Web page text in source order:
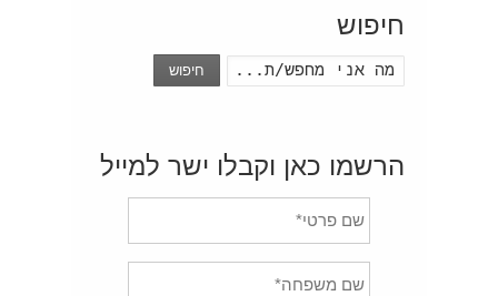
חיפוש
חיפוש
הרשמו כאן וקבלו ישר למייל